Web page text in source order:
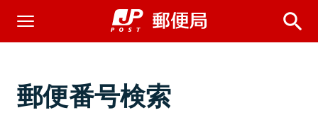
郵便番号検索